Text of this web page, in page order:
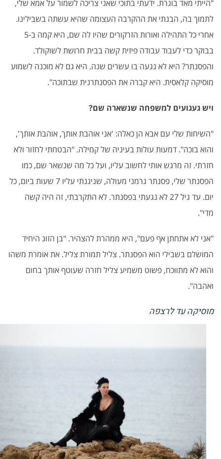
"הייתי מאד בוגרת. ידעתי בתוכי שאני צריכה לשמור על אמא שלי,
לתמוך בה, הבנתי את ההקרבה העצומה שהיא עשתה בשבילינו.
אחרי כל התהילה ואורות הזרקורים שהיו לה שם, היא קמה ב-5
בבוקר כדי לעבוד עבודה פיזית קשה בבית חרושת לשוקולד.
והפסנתר? היא לא נגעה בו עשרים שנה. היא גם לא מוכנה לשמוע
מוסיקה קלאסית. היא קברה את הפסנתרנית שבתוכה".
ויש געגועים למשפחה שנשארה שם?
"השיחות שלי עם אבא הן כאלה: 'אני אוהבת אותך, אוהבת אותך',
והוא בוכה". דמעות עולות בעיניה של קמילה. "הבטחתי לחזור ולא
חזרתי. זה מרגש אותי לחשוב עליו, ועל כל מה שנשאר שם, כמו
הפסנתר שלי, פסנתר גרמני מעולה, שניגנתי עליו 7 שעות ביום, כל
יום. עד גיל 27 לא נגעתי בפסנתר. לא התקרבתי, זה היה קשה
מדי".
"אני לא אתחתן אף פעם", היא ממהרת להצהיר. "בן הזוג היחיד
המושלם בשבילי הוא הפסנתר. צליל תמורת צליל. את אומרת משהו
והוא לא מתווכח, פשוט משמיע צליל חזרה שעוטף אותך בחום
ואהבה".
מוסיקה עד לרצפה